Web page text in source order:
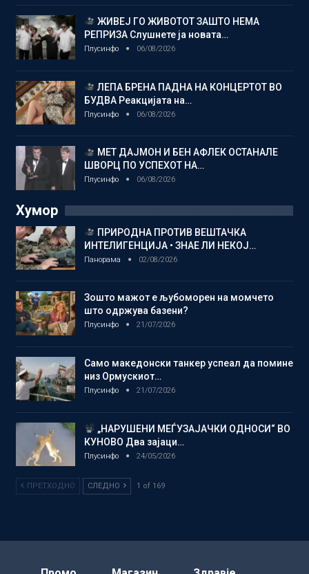
ЖИВЕЈ ГО ЖИВОТОТ ЗАШТО НЕМА
РЕПРИЗА Слушнете ја новата…
Плусинфо 06/08/2026
ЛЕПА БРЕНА ПАДНА НА КОНЦЕРТОТ ВО
БУДВА Реакцијата на…
Плусинфо 06/08/2026
МЕТ ДАЈМОН И БЕН АФЛЕК ОСТАНАЛЕ
ШВОРЦ ПО УСПЕХОТ НА…
Плусинфо 06/08/2026
Хумор
ПРИРОДНА ПРОТИВ ВЕШТАЧКА
ИНТЕЛИГЕНЦИЈА • ЗНАЕ ЛИ НЕКОЈ…
Панорама 02/08/2026
Зошто мажот е љубоморен на момчето
што одржува базени?
Плусинфо 21/07/2026
Само македонски танкер успеал да помине
низ Ормускиот…
Плусинфо 21/07/2026
„НАРУШЕНИ МЕЃУЗАЈАЧКИ ОДНОСИ“ ВО
КУНОВО Два зајаци…
Плусинфо 24/05/2026
ПРЕТХОДНО СЛЕДНО 1 of 169